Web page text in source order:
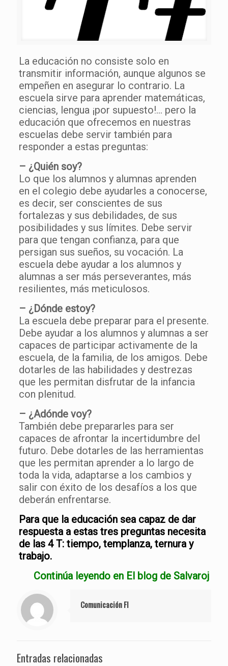
La educación no consiste solo en
transmitir información, aunque algunos se
empeñen en asegurar lo contrario. La
escuela sirve para aprender matemáticas,
ciencias, lengua ¡por supuesto!… pero la
educación que ofrecemos en nuestras
escuelas debe servir también para
responder a estas preguntas:
– ¿Quién soy?
Lo que los alumnos y alumnas aprenden
en el colegio debe ayudarles a conocerse,
es decir, ser conscientes de sus
fortalezas y sus debilidades, de sus
posibilidades y sus límites. Debe servir
para que tengan confianza, para que
persigan sus sueños, su vocación. La
escuela debe ayudar a los alumnos y
alumnas a ser más perseverantes, más
resilientes, más meticulosos.
– ¿Dónde estoy?
La escuela debe preparar para el presente.
Debe ayudar a los alumnos y alumnas a ser
capaces de participar activamente de la
escuela, de la familia, de los amigos. Debe
dotarles de las habilidades y destrezas
que les permitan disfrutar de la infancia
con plenitud.
– ¿Adónde voy?
También debe prepararles para ser
capaces de afrontar la incertidumbre del
futuro. Debe dotarles de las herramientas
que les permitan aprender a lo largo de
toda la vida, adaptarse a los cambios y
salir con éxito de los desafíos a los que
deberán enfrentarse.
Para que la educación sea capaz de dar
respuesta a estas tres preguntas necesita
de las 4 T: tiempo, templanza, ternura y
trabajo.
Continúa leyendo en El blog de Salvaroj
Comunicación FI
Entradas relacionadas